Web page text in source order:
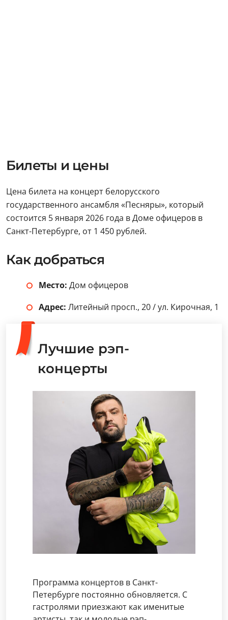
Билеты и цены
Цена билета на концерт белорусского
государственного ансамбля «Песняры», который
состоится 5 января 2026 года в Доме офицеров в
Санкт-Петербурге, от 1 450 рублей.
Как добраться
Место: Дом офицеров
Адрес: Литейный просп., 20 / ул. Кирочная, 1
Лучшие рэп-
концерты
Программа концертов в Санкт-
Петербурге постоянно обновляется. С
гастролями приезжают как именитые